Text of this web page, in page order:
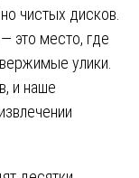
чистых дисков.
это место, где
улики.
и наше